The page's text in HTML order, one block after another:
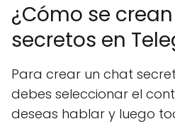
¿Cómo se
secretos en
Para crear un chat
debes seleccionar el
deseas hablar y luego